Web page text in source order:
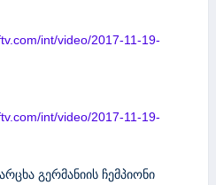
int/video/2017-11-19-
int/video/2017-11-19-
გერმანიის ჩემპიონი